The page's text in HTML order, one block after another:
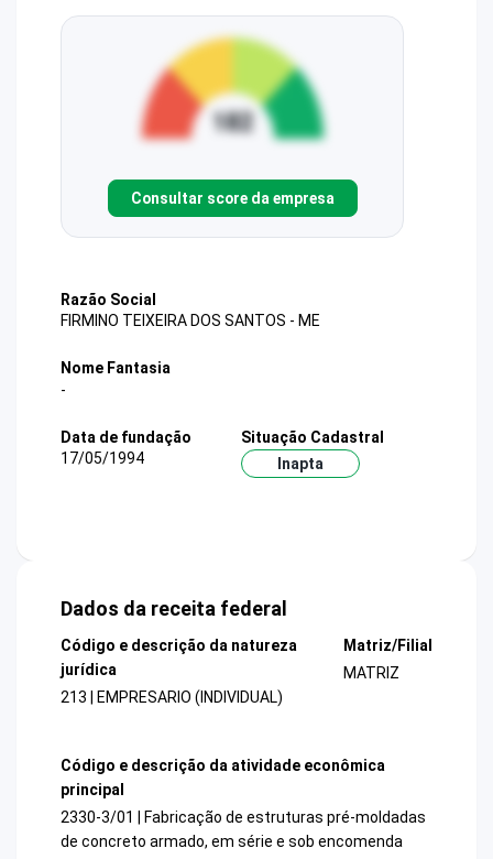
Consultar score da empresa
Razão Social
FIRMINO TEIXEIRA DOS SANTOS - ME
Nome Fantasia
-
Data de fundação
17/05/1994
Situação Cadastral
Inapta
Dados da receita federal
Código e descrição da natureza
jurídica
213 | EMPRESARIO (INDIVIDUAL)
Matriz/Filial
MATRIZ
Código e descrição da atividade econômica
principal
2330-3/01 | Fabricação de estruturas pré-moldadas
de concreto armado, em série e sob encomenda